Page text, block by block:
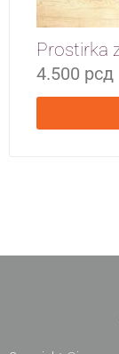
Prostirka
4.500 рсд